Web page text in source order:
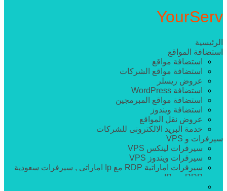
YourServ
الرئيسية
استضافة المواقع
استضافة مواقع
استضافة مواقع الشركات
عروض ريسلر
استضافة WordPress
استضافة مواقع المبرمجين
استضافة ويندوز
عروض نقل المواقع
خدمة البريد الالكترونى للشركات
سيرفرات و VPS
سيرفرات لينكس VPS
سيرفرات ويندوز VPS
سيرفرات اماراتية RDP مع Ip اماراتى , سيرفرات سعودية
RDP مع IP سعودي